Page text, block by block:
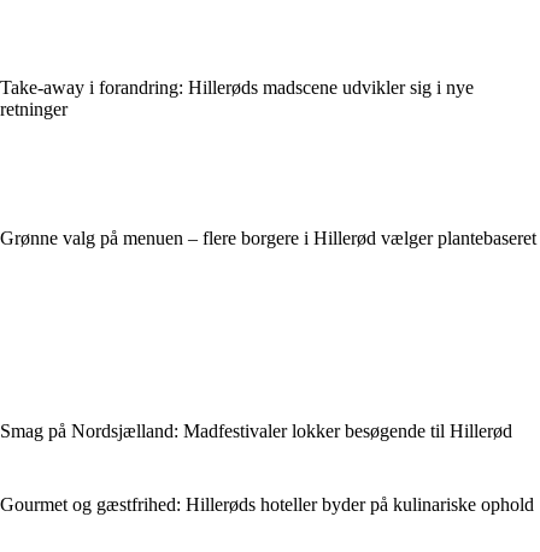
Take-away i forandring: Hillerøds madscene udvikler sig i nye
retninger
Grønne valg på menuen – flere borgere i Hillerød vælger plantebaseret
Smag på Nordsjælland: Madfestivaler lokker besøgende til Hillerød
Gourmet og gæstfrihed: Hillerøds hoteller byder på kulinariske ophold